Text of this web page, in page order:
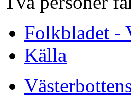
Folkbladet -
Källa